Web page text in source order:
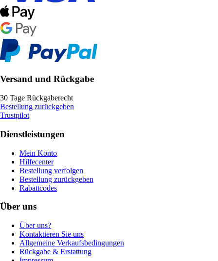
Versand und Rückgabe
30 Tage Rückgaberecht
Bestellung zurückgeben
Trustpilot
Dienstleistungen
Mein Konto
Hilfecenter
Bestellung verfolgen
Bestellung zurückgeben
Rabattcodes
Über uns
Über uns?
Kontaktieren Sie uns
Allgemeine Verkaufsbedingungen
Rückgabe & Erstattung